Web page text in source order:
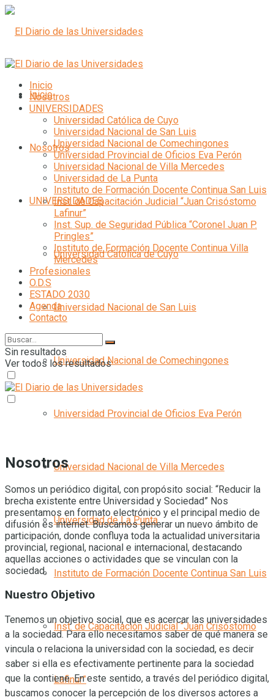
Inicio
Nosotros
UNIVERSIDADES
Universidad Católica de Cuyo
Universidad Nacional de San Luis
Universidad Nacional de Comechingones
Universidad Provincial de Oficios Eva Perón
Universidad Nacional de Villa Mercedes
Universidad de La Punta
Instituto de Formación Docente Continua San Luis
Inst. de Capacitación Judicial “Juan Crisóstomo
Lafinur”
Inicio
Nosotros
UNIVERSIDADES
Universidad Católica de Cuyo
Universidad Nacional de San Luis
Universidad Nacional de Comechingones
Universidad Provincial de Oficios Eva Perón
Universidad Nacional de Villa Mercedes
Universidad de La Punta
Instituto de Formación Docente Continua San Luis
Inst. de Capacitación Judicial “Juan Crisóstomo
Lafinur”
Inst. Sup. de Seguridad Pública “Coronel Juan P.
Pringles”
Instituto de Formación Docente Continua Villa
Mercedes
Profesionales
O.D.S
ESTADO 2030
Agenda
Contacto
Sin resultados
Ver todos los resultados
Nosotros
Somos un periódico digital, con propósito social: “Reducir la
brecha existente entre Universidad y Sociedad” Nos
presentamos en formato electrónico y el principal medio de
difusión es internet. Buscamos generar un nuevo ámbito de
participación, donde confluya toda la actualidad universitaria
provincial, regional, nacional e internacional, destacando
aquellas acciones o actividades que se vinculan con la
sociedad.
Nuestro Objetivo
Tenemos un objetivo social, que es acercar las universidades
a la sociedad. Para ello necesitamos saber de qué manera se
vincula o relaciona la universidad con la sociedad, es decir
saber si ella es efectivamente pertinente para la sociedad
que la contiene. En este sentido, a través del periódico digital,
buscamos conocer la percepción de los diversos actores a